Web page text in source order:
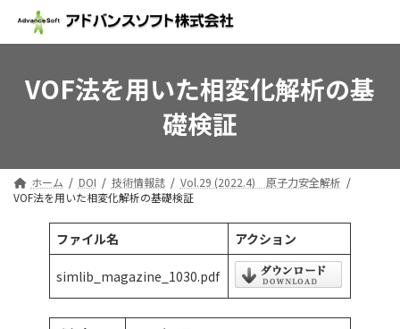
テ
プ
ゲ
動
VOF法を用いた相変化解析の基
礎検証
ホーム DOI 技術情報誌
Vol.29 (2022.4) 原子力安全解析
VOF法を用いた相変化解析の基礎検証
ファイル名 アクション
simlib_magazine_1030.pdf